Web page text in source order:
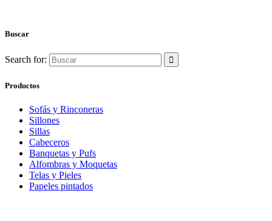
Buscar
Search for:
Productos
Sofás y Rinconeras
Sillones
Sillas
Cabeceros
Banquetas y Pufs
Alfombras y Moquetas
Telas y Pieles
Papeles pintados